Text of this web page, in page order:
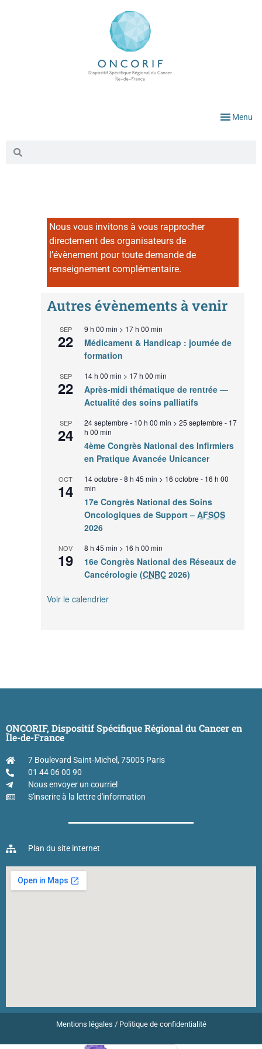
Menu
Nous vous invitons à vous rapprocher
directement des organisateurs de
l’évènement pour toute demande de
renseignement complémentaire.
Autres évènements à venir
SEP
22
9 h 00 min > 17 h 00 min
Médicament & Handicap : journée de
formation
SEP
22
14 h 00 min > 17 h 00 min
Après-midi thématique de rentrée —
Actualité des soins palliatifs
SEP
24
24 septembre - 10 h 00 min > 25 septembre - 17
h 00 min
4ème Congrès National des Infirmiers
en Pratique Avancée Unicancer
OCT
14
14 octobre - 8 h 45 min > 16 octobre - 16 h 00
min
17e Congrès National des Soins
Oncologiques de Support – AFSOS
2026
NOV
19
8 h 45 min > 16 h 00 min
16e Congrès National des Réseaux de
Cancérologie (CNRC 2026)
Voir le calendrier
ONCORIF, Dispositif Spécifique Régional du Cancer en
Île-de-France
7 Boulevard Saint-Michel, 75005 Paris
01 44 06 00 90
Nous envoyer un courriel
S'inscrire à la lettre d'information
Plan du site internet
Mentions légales / Politique de confidentialité